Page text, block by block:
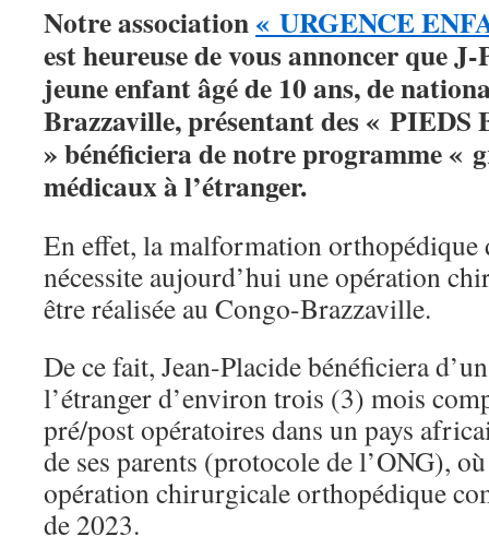
Notre association« URGENCE
est heureuse de vous annoncer que
jeune enfant âgé de 10 ans, de
Brazzaville, présentant des «
» bénéficiera de notre programme «
médicaux à l’étranger.
En effet, la malformation
nécessite aujourd’hui une opération
être réalisée au Congo-Brazzaville.
De ce fait, Jean-Placide bénéficiera
l’étranger d’environ trois (3) mois
pré/post opératoires dans un pays
de ses parents (protocole de l’ONG),
opération chirurgicale orthopédique
de 2023.